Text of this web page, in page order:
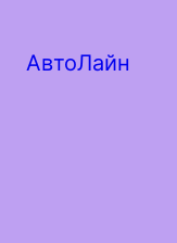
АвтоЛайн